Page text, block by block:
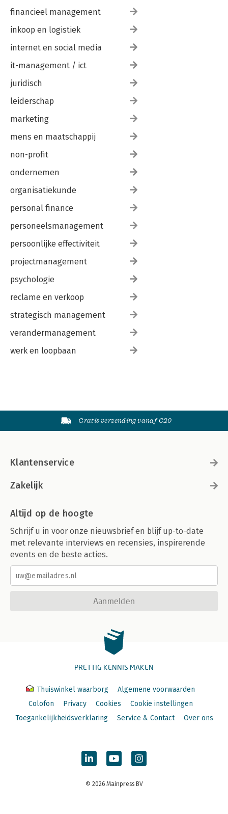
financieel management
inkoop en logistiek
internet en social media
it-management / ict
juridisch
leiderschap
marketing
mens en maatschappij
non-profit
ondernemen
organisatiekunde
personal finance
personeelsmanagement
persoonlijke effectiviteit
projectmanagement
psychologie
reclame en verkoop
strategisch management
verandermanagement
werk en loopbaan
Gratis verzending vanaf €20
Klantenservice
Zakelijk
Altijd op de hoogte
Schrijf u in voor onze nieuwsbrief en blijf up-to-date
met relevante interviews en recensies, inspirerende
events en de beste acties.
Aanmelden
PRETTIG KENNIS MAKEN
Thuiswinkel waarborg
Algemene voorwaarden
Colofon
Privacy Cookies
Cookie instellingen
Toegankelijkheidsverklaring
Service & Contact Over ons
© 2026 Mainpress BV